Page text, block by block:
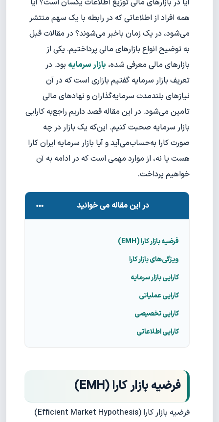
آیا در بازارهای مالی توزیع اطلاعات یکسان است؟ آیا
همه افراد از اطلاعاتی که در رابطه با یک سهم منتشر
می‌شود، در یک زمان با‌خبر می‌شوند؟ در مقالات قبل
به توضیح انواع بازارهای مالی پرداختیم. یکی از
بازارهای مالی معرفی شده، بازار سرمایه بود. در
تعریف بازار سرمایه گفتیم بازاری است که در آن
نیازهای بلند‌مدت سرمایه‌گذاران و نهادهای مالی
تامین می‌شود. در این مقاله قصد داریم راجع‌به کارایی
بازار سرمایه صحبت کنیم. این‌که یک بازار در چه
صورت کارا به‌حساب‌می‌آید و آیا بازار سرمایه ایران کارا
هست یا نه، از موارد مهمی است که در ادامه به آن
خواهیم پرداخت.
در این مقاله می خوانید
فرضیه بازار کارا (EMH)
ویژگی‌های بازار کارا
کارایی بازار سرمایه
کارایی عملیاتی
کارایی تخصیصی
کارایی اطلاعاتی
فرضیه بازار کارا (EMH)
فرضیه بازار کارا (Efficient Market Hypothesis)